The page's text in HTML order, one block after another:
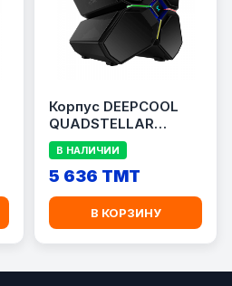
Корпус DEEPCOOL
QUADSTELLAR
INFINITY
В НАЛИЧИИ
5 636 TMT
В КОРЗИНУ